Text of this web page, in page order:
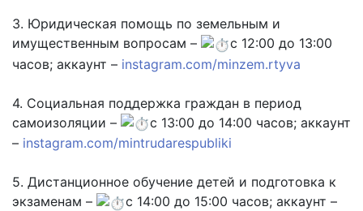
3. Юридическая помощь по земельным и
имущественным вопросам –
с 12:00 до 13:00
часов; аккаунт – instagram.com/minzem.rtyva
4. Социальная поддержка граждан в период
самоизоляции –
с 13:00 до 14:00 часов; аккаунт
– instagram.com/mintrudarespubliki
5. Дистанционное обучение детей и подготовка к
экзаменам –
с 14:00 до 15:00 часов; аккаунт –